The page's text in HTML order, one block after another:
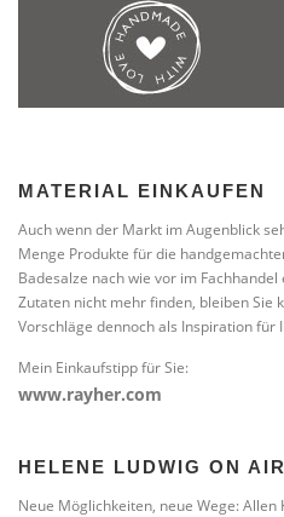
MATERIAL EINKAUFEN
Auch wenn der Markt im Augenblick
Menge Produkte für die
Badesalze nach wie vor im
Zutaten nicht mehr finden, bleiben Sie
Vorschläge dennoch als Inspiration für
Mein Einkaufstipp für Sie:
www.rayher.com
HELENE LUDWIG ON
Neue Möglichkeiten, neue Wege: